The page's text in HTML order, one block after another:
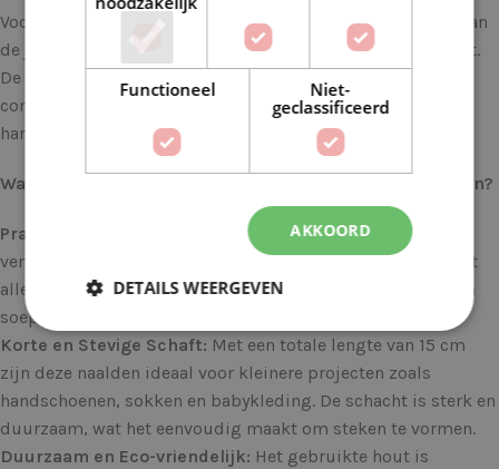
Voor de gepassioneerde breiers en haaksters is de keuze van
de juiste breinaalden essentieel voor een succesvol project.
De KnitPro Symfonie Korte Breinaalden, met hun unieke
combinatie van schoonheid en functionaliteit, maken
handwerken een waar genot.
Waarom Kiezen voor KnitPro Symfonie Korte Breinaalden?
Prachtige Houten Afwerking: Deze breinaalden zijn
vervaardigd uit kleurrijk gelamineerd berkenhout, wat niet
alleen zorgt voor een unieke uitstraling, maar ook voor een
soepele, warme aanraking tijdens het breien.
Korte en Stevige Schaft: Met een totale lengte van 15 cm
zijn deze naalden ideaal voor kleinere projecten zoals
handschoenen, sokken en babykleding. De schacht is sterk en
duurzaam, wat het eenvoudig maakt om steken te vormen.
Duurzaam en Eco-vriendelijk: Het gebruikte hout is
Functioneel
Niet-
geclassificeerd
AKKOORD
DETAILS WEERGEVEN